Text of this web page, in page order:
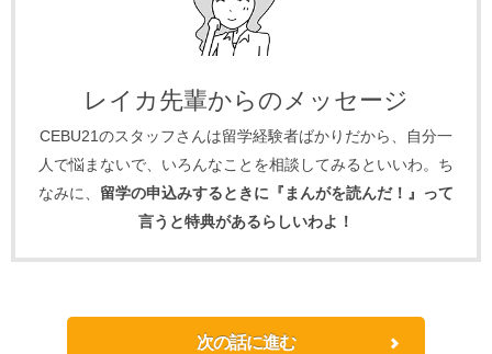
レイカ先輩からのメッセージ
CEBU21のスタッフさんは留学経験者ばかりだから、自分一
人で悩まないで、いろんなことを相談してみるといいわ。ち
なみに、 留学の申込みするときに『まんがを読んだ！』って
言うと特典があるらしいわよ！
次の話に進む